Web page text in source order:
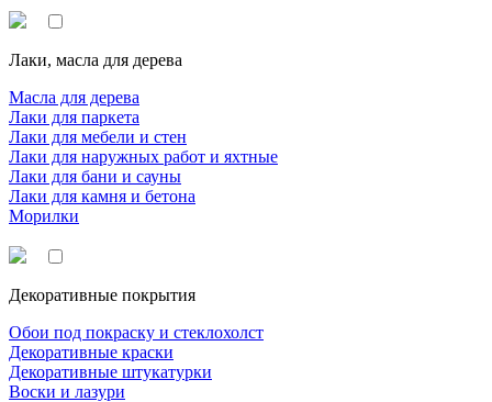
Лаки, масла для дерева
Масла для дерева
Лаки для паркета
Лаки для мебели и стен
Лаки для наружных работ и яхтные
Лаки для бани и сауны
Лаки для камня и бетона
Морилки
Декоративные покрытия
Обои под покраску и стеклохолст
Декоративные краски
Декоративные штукатурки
Воски и лазури